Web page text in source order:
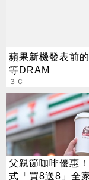
蘋果新機發表前
等DRAM
３Ｃ
父親節咖啡優惠
式「買8送8」全